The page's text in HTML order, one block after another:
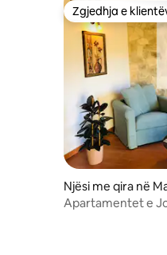
Zgjedhja e
Zgjedhja e
Njësi me qira në
Apartamentet e